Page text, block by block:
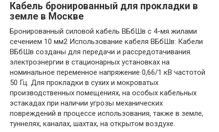
Кабель бронированный для прокладки в
земле в Москве
Бронированный силовой кабель ВБбШв с 4-мя жилами
сечением 10 мм2 Использование кабеля ВБбШв: Кабели
ВБбШв созданы для передачи и рассредотачивания
электроэнергии в стационарных установках на
номинальное переменное напряжение 0,66/1 кВ частотой
50 Гц. Для прокладки в сухих и мокроватых
производственных помещениях, на особых кабельных
эстакадах при наличии угрозы механических
повреждений в процессе использования, также в земле,
туннелях, каналах, шахтах, на открытом воздухе.